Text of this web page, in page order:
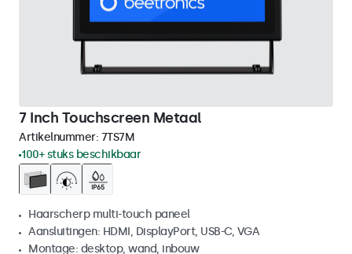
7 Inch Touchscreen Metaal
Artikelnummer: 7TS7M
100+ stuks beschikbaar
Haarscherp multi-touch paneel
Aansluitingen: HDMI, DisplayPort, USB-C, VGA
Montage: desktop, wand, inbouw